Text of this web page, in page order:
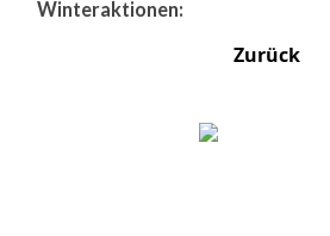
Winteraktionen:
Zurück